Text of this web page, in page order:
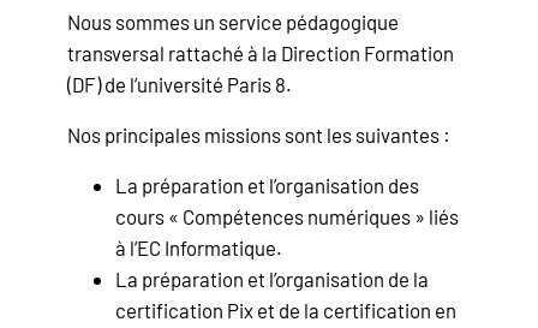
Nous sommes un service pédagogique
transversal rattaché à la Direction Formation
(DF) de l’université Paris 8.
Nos principales missions sont les suivantes :
La préparation et l’organisation des
cours « Compétences numériques » liés
à l’EC Informatique.
La préparation et l’organisation de la
certification Pix et de la certification en